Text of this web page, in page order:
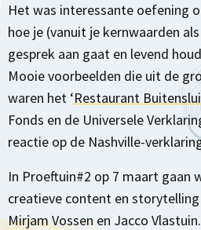
Het was interessante oefening
hoe je (vanuit je kernwaarden
gesprek aan gaat en levend
Mooie voorbeelden die uit de
waren het ‘Restaurant
Fonds en de Universele
reactie op de Nashville-
In Proeftuin#2 op 7 maart gaan
creatieve content en
Mirjam Vossen en Jacco